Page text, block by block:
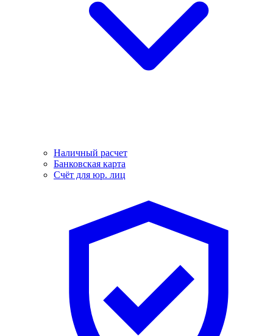
Наличный расчет
Банковская карта
Счёт для юр. лиц